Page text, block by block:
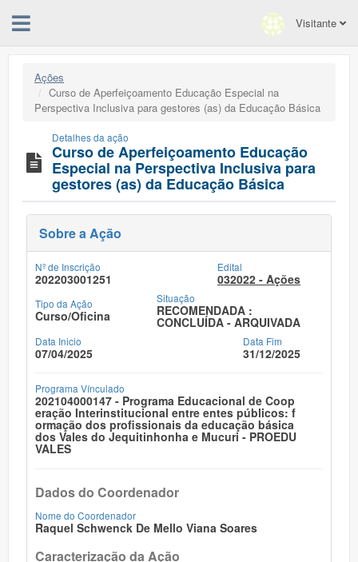
Visitante
Ações
Curso de Aperfeiçoamento Educação Especial na
Perspectiva Inclusiva para gestores (as) da Educação Básica
Detalhes da ação
Curso de Aperfeiçoamento Educação
Especial na Perspectiva Inclusiva para
gestores (as) da Educação Básica
Sobre a Ação
Nº de Inscrição
202203001251
Edital
032022 - Ações
Tipo da Ação
Curso/Oficina
Situação
RECOMENDADA :
CONCLUÍDA - ARQUIVADA
Data Inicio
07/04/2025
Data Fim
31/12/2025
Programa Vínculado
202104000147 - Programa Educacional de Coop
eração Interinstitucional entre entes públicos: f
ormação dos profissionais da educação básica
dos Vales do Jequitinhonha e Mucuri - PROEDU
VALES
Dados do Coordenador
Nome do Coordenador
Raquel Schwenck De Mello Viana Soares
Caracterização da Ação